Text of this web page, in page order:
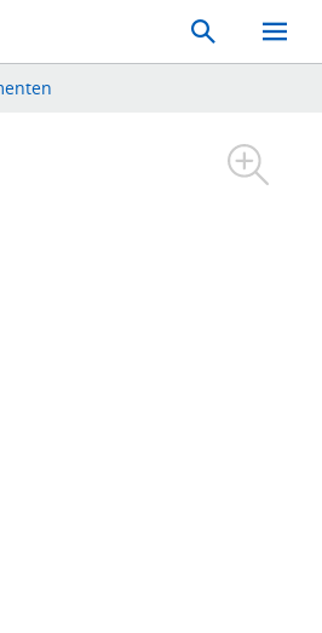
Search
Toggle
Mobile